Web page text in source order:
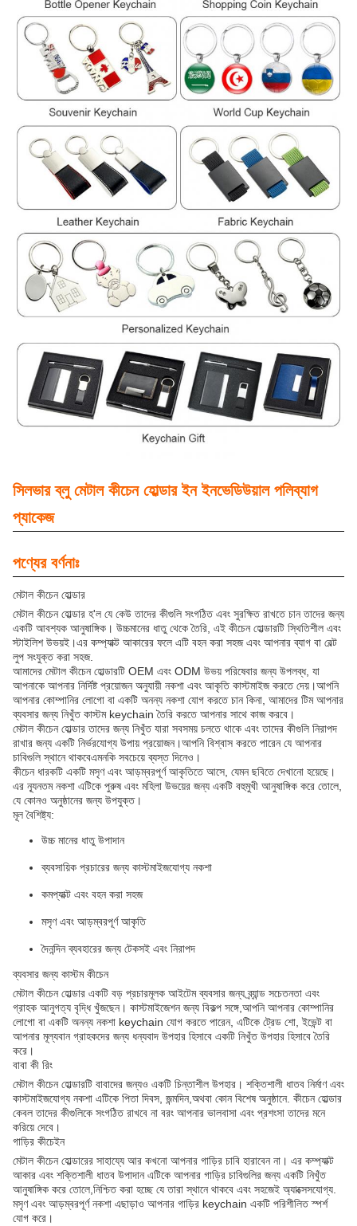
সিলভার ব্লু মেটাল কীচেন হোল্ডার ইন ইনভেডিউয়াল পলিব্যাগ
প্যাকেজ
পণ্যের বর্ণনাঃ
মেটাল কীচেন হোল্ডার
মেটাল কীচেন হোল্ডার হ'ল যে কেউ তাদের কীগুলি সংগঠিত এবং সুরক্ষিত রাখতে চান তাদের জন্য
একটি আবশ্যক আনুষাঙ্গিক। উচ্চমানের ধাতু থেকে তৈরি, এই কীচেন হোল্ডারটি স্থিতিশীল এবং
স্টাইলিশ উভয়ই।এর কম্প্যাক্ট আকারের ফলে এটি বহন করা সহজ এবং আপনার ব্যাগ বা বেল্ট
লুপ সংযুক্ত করা সহজ.
আমাদের মেটাল কীচেন হোল্ডারটি OEM এবং ODM উভয় পরিষেবার জন্য উপলব্ধ, যা
আপনাকে আপনার নির্দিষ্ট প্রয়োজন অনুযায়ী নকশা এবং আকৃতি কাস্টমাইজ করতে দেয়।আপনি
আপনার কোম্পানির লোগো বা একটি অনন্য নকশা যোগ করতে চান কিনা, আমাদের টিম আপনার
ব্যবসার জন্য নিখুঁত কাস্টম keychain তৈরি করতে আপনার সাথে কাজ করবে।
মেটাল কীচেন হোল্ডার তাদের জন্য নিখুঁত যারা সবসময় চলতে থাকে এবং তাদের কীগুলি নিরাপদ
রাখার জন্য একটি নির্ভরযোগ্য উপায় প্রয়োজন।আপনি বিশ্বাস করতে পারেন যে আপনার
চাবিগুলি স্থানে থাকবেএমনকি সবচেয়ে ব্যস্ত দিনেও।
কীচেন ধারকটি একটি মসৃণ এবং আড়ম্বরপূর্ণ আকৃতিতে আসে, যেমন ছবিতে দেখানো হয়েছে।
এর ন্যূনতম নকশা এটিকে পুরুষ এবং মহিলা উভয়ের জন্য একটি বহুমুখী আনুষাঙ্গিক করে তোলে,
যে কোনও অনুষ্ঠানের জন্য উপযুক্ত।
মূল বৈশিষ্ট্য:
উচ্চ মানের ধাতু উপাদান
ব্যবসায়িক প্রচারের জন্য কাস্টমাইজযোগ্য নকশা
কমপ্যাক্ট এবং বহন করা সহজ
মসৃণ এবং আড়ম্বরপূর্ণ আকৃতি
দৈনন্দিন ব্যবহারের জন্য টেকসই এবং নিরাপদ
ব্যবসার জন্য কাস্টম কীচেন
মেটাল কীচেন হোল্ডার একটি বড় প্রচারমূলক আইটেম ব্যবসার জন্য ব্র্যান্ড সচেতনতা এবং
গ্রাহক আনুগত্য বৃদ্ধি খুঁজছেন। কাস্টমাইজেশন জন্য বিকল্প সঙ্গে,আপনি আপনার কোম্পানির
লোগো বা একটি অনন্য নকশা keychain যোগ করতে পারেন, এটিকে ট্রেড শো, ইভেন্ট বা
আপনার মূল্যবান গ্রাহকদের জন্য ধন্যবাদ উপহার হিসাবে একটি নিখুঁত উপহার হিসাবে তৈরি
করে।
বাবা কী রিং
মেটাল কীচেন হোল্ডারটি বাবাদের জন্যও একটি চিন্তাশীল উপহার। শক্তিশালী ধাতব নির্মাণ এবং
কাস্টমাইজযোগ্য নকশা এটিকে পিতা দিবস, জন্মদিন,অথবা কোন বিশেষ অনুষ্ঠানে. কীচেন হোল্ডার
কেবল তাদের কীগুলিকে সংগঠিত রাখবে না বরং আপনার ভালবাসা এবং প্রশংসা তাদের মনে
করিয়ে দেবে।
গাড়ির কীচেইন
মেটাল কীচেন হোল্ডারের সাহায্যে আর কখনো আপনার গাড়ির চাবি হারাবেন না। এর কম্প্যাক্ট
আকার এবং শক্তিশালী ধাতব উপাদান এটিকে আপনার গাড়ির চাবিগুলির জন্য একটি নিখুঁত
আনুষাঙ্গিক করে তোলে,নিশ্চিত করা হচ্ছে যে তারা স্থানে থাকবে এবং সহজেই অ্যাক্সেসযোগ্য.
মসৃণ এবং আড়ম্বরপূর্ণ নকশা এছাড়াও আপনার গাড়ির keychain একটি পরিশীলিত স্পর্শ
যোগ করে।